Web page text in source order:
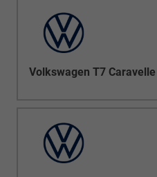
Volkswagen T7 Caravelle